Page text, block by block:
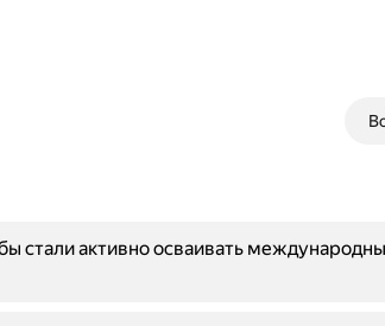
стали активно осваивать